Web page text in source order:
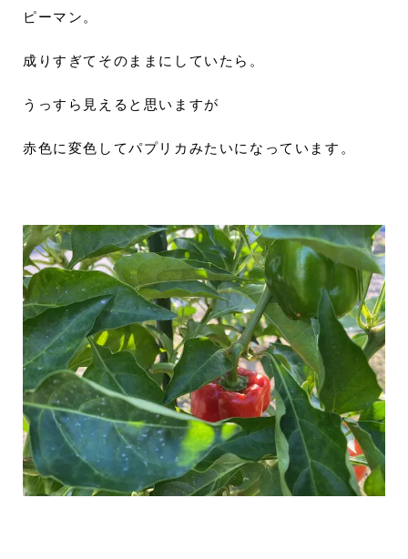
ピーマン。
成りすぎてそのままにしていたら。
うっすら見えると思いますが
赤色に変色してパプリカみたいになっています。